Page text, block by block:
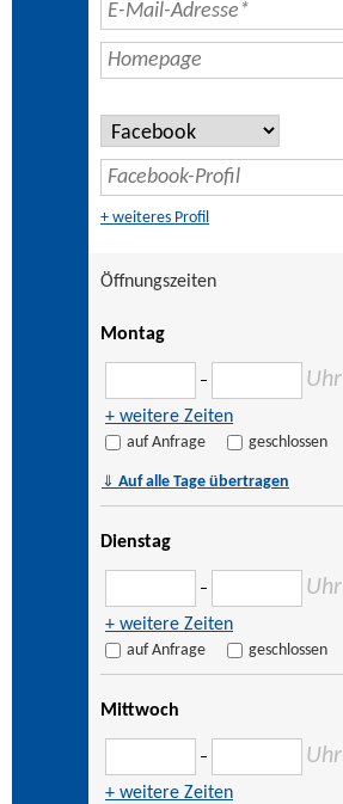
+ weiteres Profil
Öffnungszeiten
Montag
– Uhr
+ weitere Zeiten
auf Anfrage geschlossen
⇓ Auf alle Tage übertragen
Dienstag
– Uhr
+ weitere Zeiten
auf Anfrage geschlossen
Mittwoch
– Uhr
+ weitere Zeiten